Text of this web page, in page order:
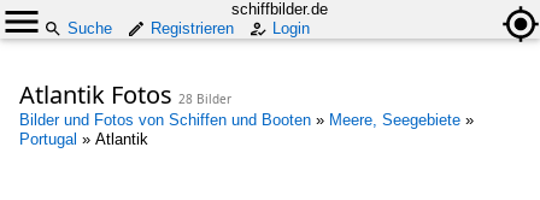
schiffbilder.de
Suche
Registrieren Login
Atlantik Fotos 28 Bilder
Bilder und Fotos von Schiffen und Booten » Meere, Seegebiete »
Portugal » Atlantik